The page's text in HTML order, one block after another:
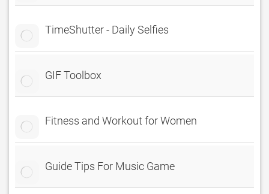
TimeShutter - Daily Selfies
GIF Toolbox
Fitness and Workout for Women
Guide Tips For Music Game